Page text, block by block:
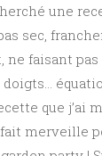
une
sec,
ne faisant
que j’ai
merveille